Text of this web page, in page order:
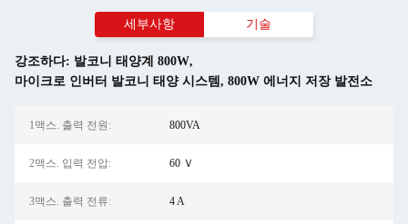
세부사항 기술
강조하다: 발코니 태양계 800W,
마이크로 인버터 발코니 태양 시스템 , 800W 에너지 저장 발전소
1맥스. 출력 전원: 800VA
2맥스. 입력 전압: 60 Ｖ
3맥스. 출력 전류: 4 A